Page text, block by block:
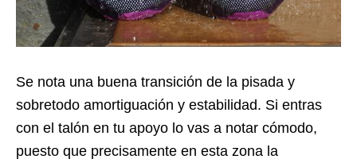
Se nota una buena transición de la pisada y
sobretodo amortiguación y estabilidad. Si entras
con el talón en tu apoyo lo vas a notar cómodo,
puesto que precisamente en esta zona la